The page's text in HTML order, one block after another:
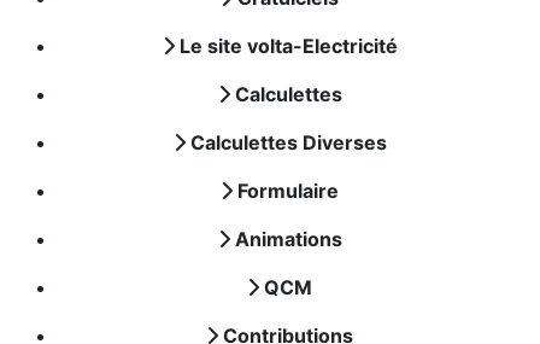
Le site volta-Electricité
Calculettes
Calculettes Diverses
Formulaire
Animations
QCM
Contributions